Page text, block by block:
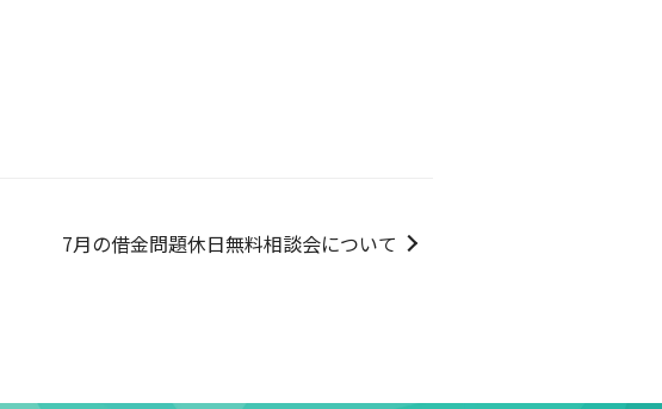
7月の借金問題休日無料相談会について